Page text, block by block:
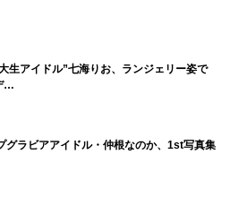
生アイドル”七海りお、ランジェリー姿で
…
グラビアアイドル・仲根なのか、1st写真集